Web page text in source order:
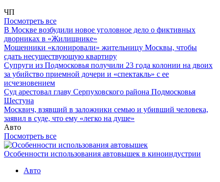
ЧП
Посмотреть все
В Москве возбудили новое уголовное дело о фиктивных
дворниках в «Жилищнике»
Мошенники «клонировали» жительницу Москвы, чтобы
сдать несуществующую квартиру
Супруги из Подмосковья получили 23 года колонии на двоих
за убийство приемной дочери и «спектакль» с ее
исчезновением
Суд арестовал главу Серпуховского района Подмосковья
Шестуна
Москвич, взявший в заложники семью и убивший человека,
заявил в суде, что ему «легко на душе»
Авто
Посмотреть все
Особенности использования автовышек в киноиндустрии
Авто